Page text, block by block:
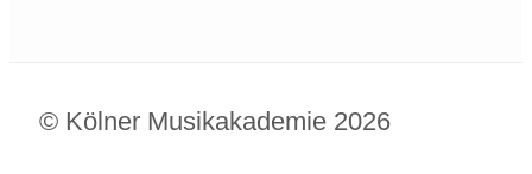
© Kölner Musikakademie 2026